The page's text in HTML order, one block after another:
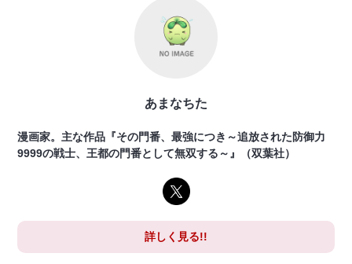
あまなちた
漫画家。主な作品『その門番、最強につき～追放された防御力
9999の戦士、王都の門番として無双する～』（双葉社）
詳しく見る!!